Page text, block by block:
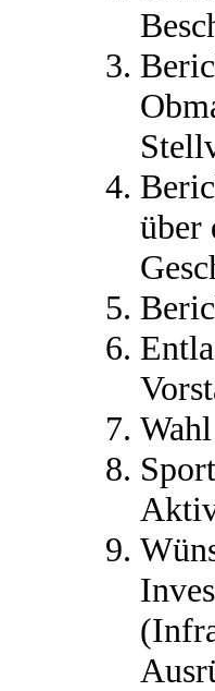
über